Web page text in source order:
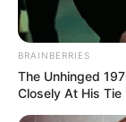
18.079.935/0001-
FBO Negócios
BRAINBERRIES
The Unhinged
Closely At His Tie